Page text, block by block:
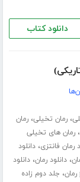
دانلود کتاب
،رمان تخیلی،رمان
،رمان های تخیلی
رمان فانتزی،دانلود
،دانلود رمان،دانلود
، جلد دوم زاده